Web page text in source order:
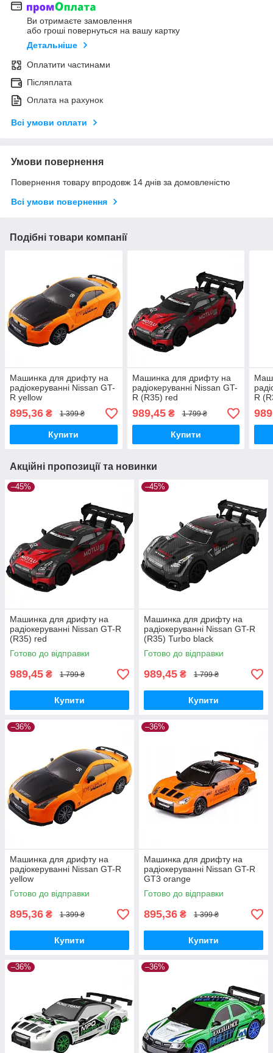
Ви отримаєте замовлення
або гроші повернуться на вашу картку
Детальніше
Оплатити частинами
Післяплата
Оплата на рахунок
Всі умови оплати
Умови повернення
Повернення товару впродовж 14 днів за домовленістю
Всі умови повернення
Подібні товари компанії
Машинка для дрифту на
радіокеруванні Nissan GT-
R yellow
895,36 ₴ 1 399 ₴
Купити
Машинка для дрифту на
радіокеруванні Nissan GT-
R (R35) red
989,45₴ 1 799 ₴
Купити
R
Акційні пропозиції та новинки
–45%
Машинка для дрифту на
радіокеруванні Nissan GT-R
(R35) red
Готово до відправки
989,45 ₴ 1 799 ₴
Купити
–45%
Машинка для дрифту на
радіокеруванні Nissan GT-R
(R35) Turbo black
Готово до відправки
989,45 ₴ 1 799 ₴
Купити
–36%
Машинка для дрифту на
радіокеруванні Nissan GT-R
yellow
Готово до відправки
895,36 ₴ 1 399 ₴
Купити
–36%
Машинка для дрифту на
радіокеруванні Nissan GT-R
GT3 orange
Готово до відправки
895,36 ₴ 1 399 ₴
Купити
–36% –36%